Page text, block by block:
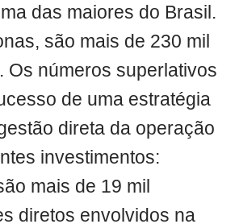
das maiores do Brasil.
são mais de 230 mil
Os números superlativos
de uma estratégia
direta da operação
investimentos:
mais de 19 mil
diretos envolvidos na